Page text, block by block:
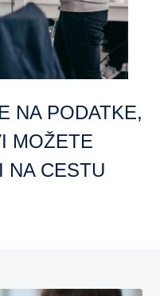
MOŽETE
NA CESTU